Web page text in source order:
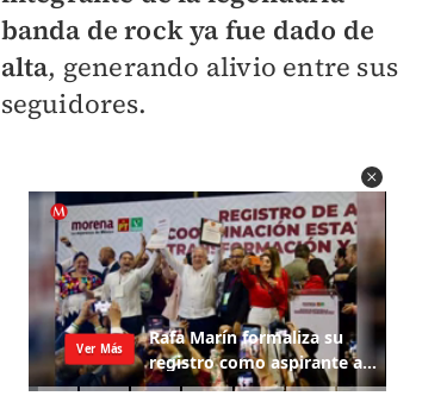
banda de rock ya fue dado de
alta, generando alivio entre sus
seguidores.